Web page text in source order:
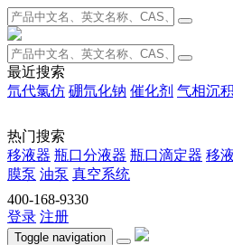
最近搜索
氘代氯仿 硼氘化钠 催化剂 气相沉
热门搜索
移液器 瓶口分液器 瓶口滴定器 移
膜泵 油泵 真空系统
400-168-9330
登录 注册
Toggle navigation